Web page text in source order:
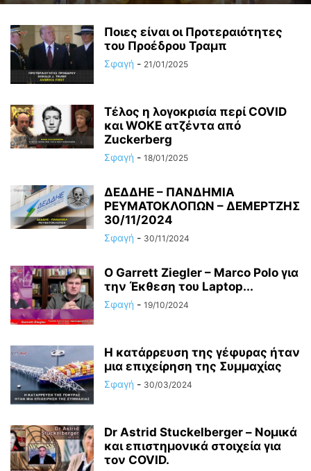
Ποιες είναι οι Προτεραιότητες
του Προέδρου Τραμπ
Σφαγή - 21/01/2025
Τέλος η λογοκρισία περί COVID
και WOKE ατζέντα από
Zuckerberg
Σφαγή - 18/01/2025
ΔΕΔΔΗΕ – ΠΑΝΔΗΜΙΑ
ΡΕΥΜΑΤΟΚΛΟΠΩΝ – ΔΕΜΕΡΤΖΗΣ
30/11/2024
Σφαγή - 30/11/2024
Ο Garrett Ziegler – Marco Polo για
την Έκθεση του Laptop...
Σφαγή - 19/10/2024
Η κατάρρευση της γέφυρας ήταν
μια επιχείρηση της Συμμαχίας
Σφαγή - 30/03/2024
Dr Astrid Stuckelberger – Νομικά
και επιστημονικά στοιχεία για
τον COVID.